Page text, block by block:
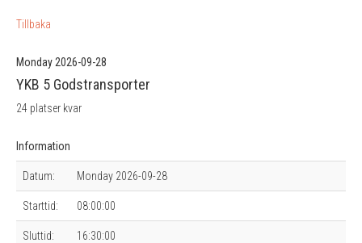
Tillbaka
Monday 2026-09-28
YKB 5 Godstransporter
24 platser kvar
Information
Datum: Monday 2026-09-28
Starttid: 08:00:00
Sluttid: 16:30:00